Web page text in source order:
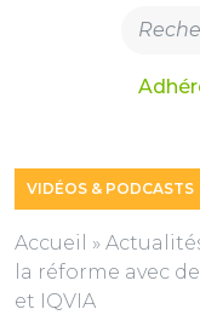
VIDÉOS & PODCASTS
Accueil »
la réforme avec
et IQVIA